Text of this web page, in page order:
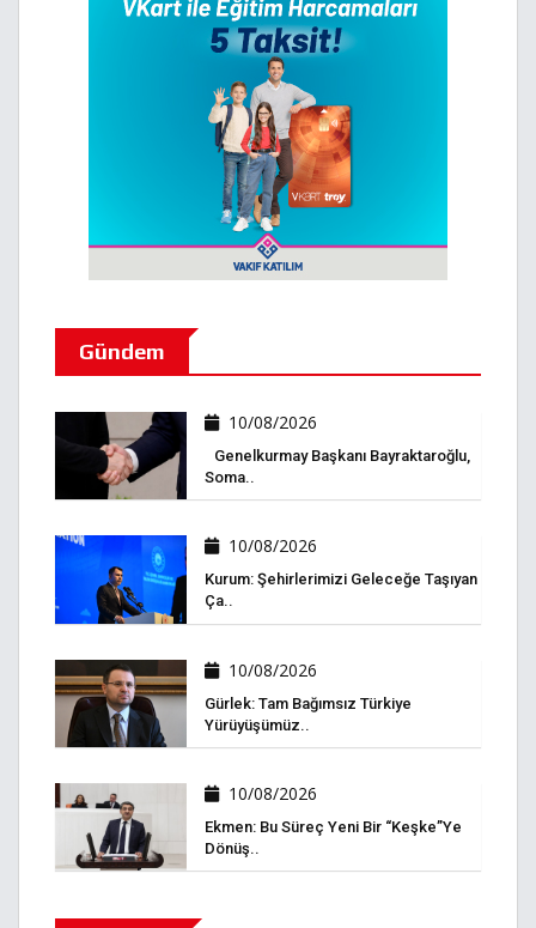
Gündem
10/08/2026
Genelkurmay Başkanı Bayraktaroğlu,
Soma..
10/08/2026
Kurum: Şehirlerimizi Geleceğe Taşıyan
Ça..
10/08/2026
Gürlek: Tam Bağımsız Türkiye
Yürüyüşümüz..
10/08/2026
Ekmen: Bu Süreç Yeni Bir “keşke”ye
Dönüş..